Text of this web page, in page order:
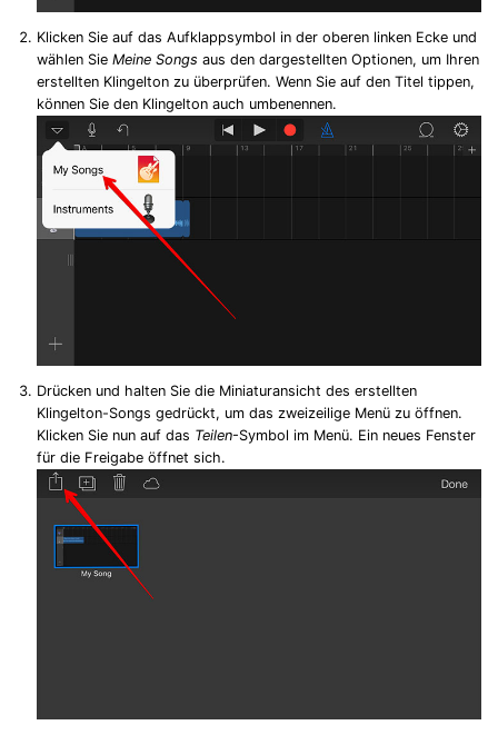
Klicken Sie auf das Aufklappsymbol in der oberen linken Ecke und
wählen Sie Meine Songs aus den dargestellten Optionen, um Ihren
erstellten Klingelton zu überprüfen. Wenn Sie auf den Titel tippen,
können Sie den Klingelton auch umbenennen.
Drücken und halten Sie die Miniaturansicht des erstellten
Klingelton-Songs gedrückt, um das zweizeilige Menü zu öffnen.
Klicken Sie nun auf das Teilen-Symbol im Menü. Ein neues Fenster
für die Freigabe öffnet sich.